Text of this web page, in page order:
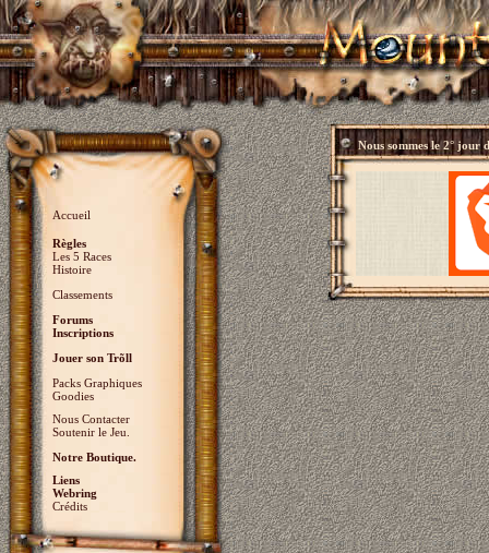
Accueil
Règles
Les 5 Races
Histoire
Classements
Forums
Inscriptions
Jouer son Trõll
Packs Graphiques
Goodies
Nous Contacter
Soutenir le Jeu.
Notre Boutique.
Liens
Webring
Crédits
Nous sommes le2° jour